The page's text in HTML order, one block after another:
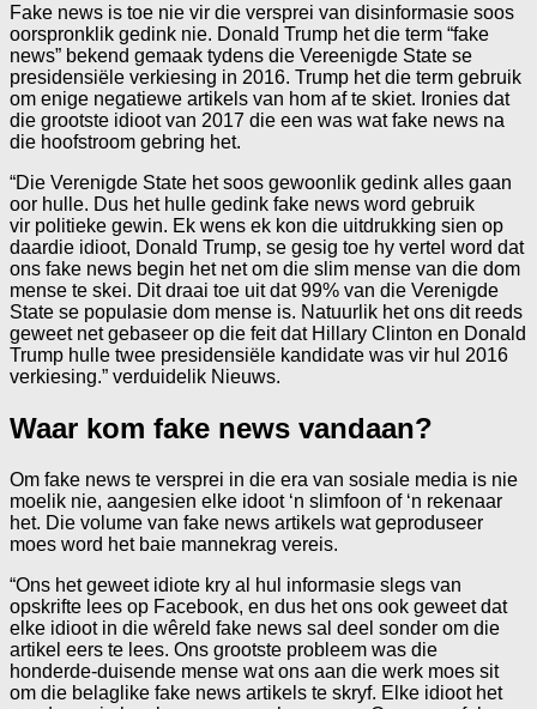
Fake news is toe nie vir die versprei van disinformasie soos
oorspronklik gedink nie. Donald Trump het die term “fake
news” bekend gemaak tydens die Vereenigde State se
presidensiële verkiesing in 2016. Trump het die term gebruik
om enige negatiewe artikels van hom af te skiet. Ironies dat
die grootste idioot van 2017 die een was wat fake news na
die hoofstroom gebring het.
“Die Verenigde State het soos gewoonlik gedink alles gaan
oor hulle. Dus het hulle gedink fake news word gebruik
vir politieke gewin. Ek wens ek kon die uitdrukking sien op
daardie idioot, Donald Trump, se gesig toe hy vertel word dat
ons fake news begin het net om die slim mense van die dom
mense te skei. Dit draai toe uit dat 99% van die Verenigde
State se populasie dom mense is. Natuurlik het ons dit reeds
geweet net gebaseer op die feit dat Hillary Clinton en Donald
Trump hulle twee presidensiële kandidate was vir hul 2016
verkiesing.” verduidelik Nieuws.
Waar kom fake news vandaan?
Om fake news te versprei in die era van sosiale media is nie
moelik nie, aangesien elke idoot ‘n slimfoon of ‘n rekenaar
het. Die volume van fake news artikels wat geproduseer
moes word het baie mannekrag vereis.
“Ons het geweet idiote kry al hul informasie slegs van
opskrifte lees op Facebook, en dus het ons ook geweet dat
elke idioot in die wêreld fake news sal deel sonder om die
artikel eers te lees. Ons grootste probleem was die
honderde-duisende mense wat ons aan die werk moes sit
om die belaglike fake news artikels te skryf. Elke idioot het